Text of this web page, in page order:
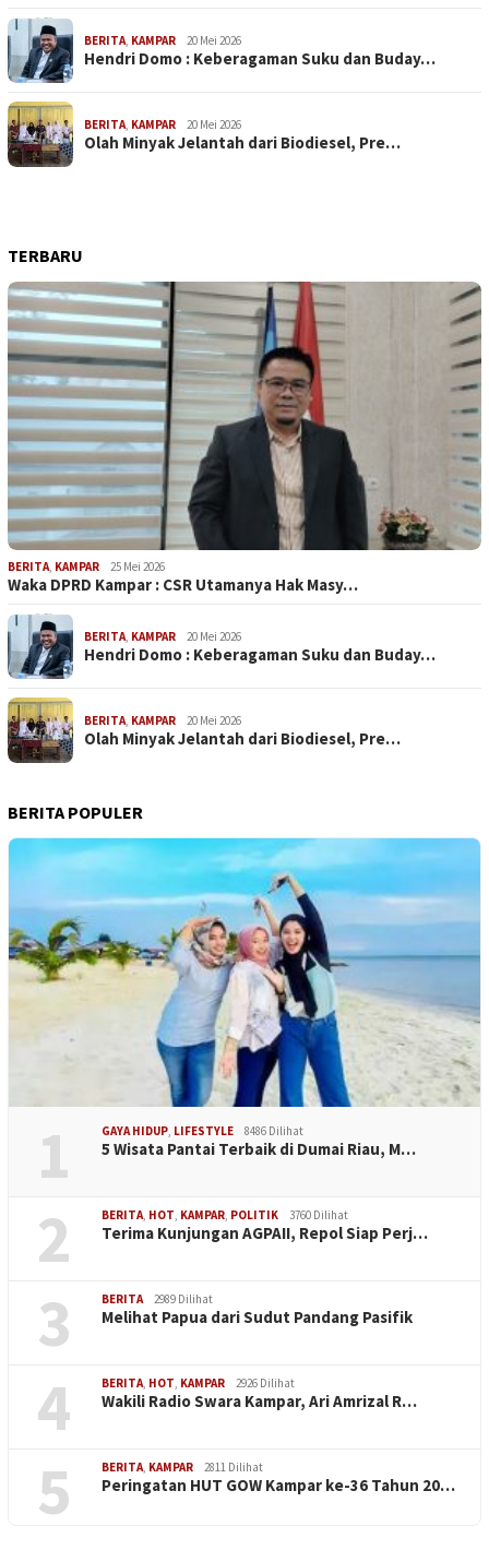
BERITA, KAMPAR 20 Mei 2026
Hendri Domo : Keberagaman Suku dan Buday…
BERITA, KAMPAR 20 Mei 2026
Olah Minyak Jelantah dari Biodiesel, Pre…
TERBARU
BERITA, KAMPAR 25 Mei 2026
Waka DPRD Kampar : CSR Utamanya Hak Masy…
BERITA, KAMPAR 20 Mei 2026
Hendri Domo : Keberagaman Suku dan Buday…
BERITA, KAMPAR 20 Mei 2026
Olah Minyak Jelantah dari Biodiesel, Pre…
BERITA POPULER
1 GAYA HIDUP LIFESTYLE 8486 Dilihat
5 Wisata Pantai Terbaik di Dumai Riau, M…
2 BERITA HOT KAMPAR POLITIK 3760 Dilihat
Terima Kunjungan AGPAII, Repol Siap Perj…
3 BERITA 2989 Dilihat
Melihat Papua dari Sudut Pandang Pasifik
4 BERITA HOT KAMPAR 2926 Dilihat
Wakili Radio Swara Kampar, Ari Amrizal R…
5 BERITA KAMPAR 2811 Dilihat
Peringatan HUT GOW Kampar ke-36 Tahun 20…